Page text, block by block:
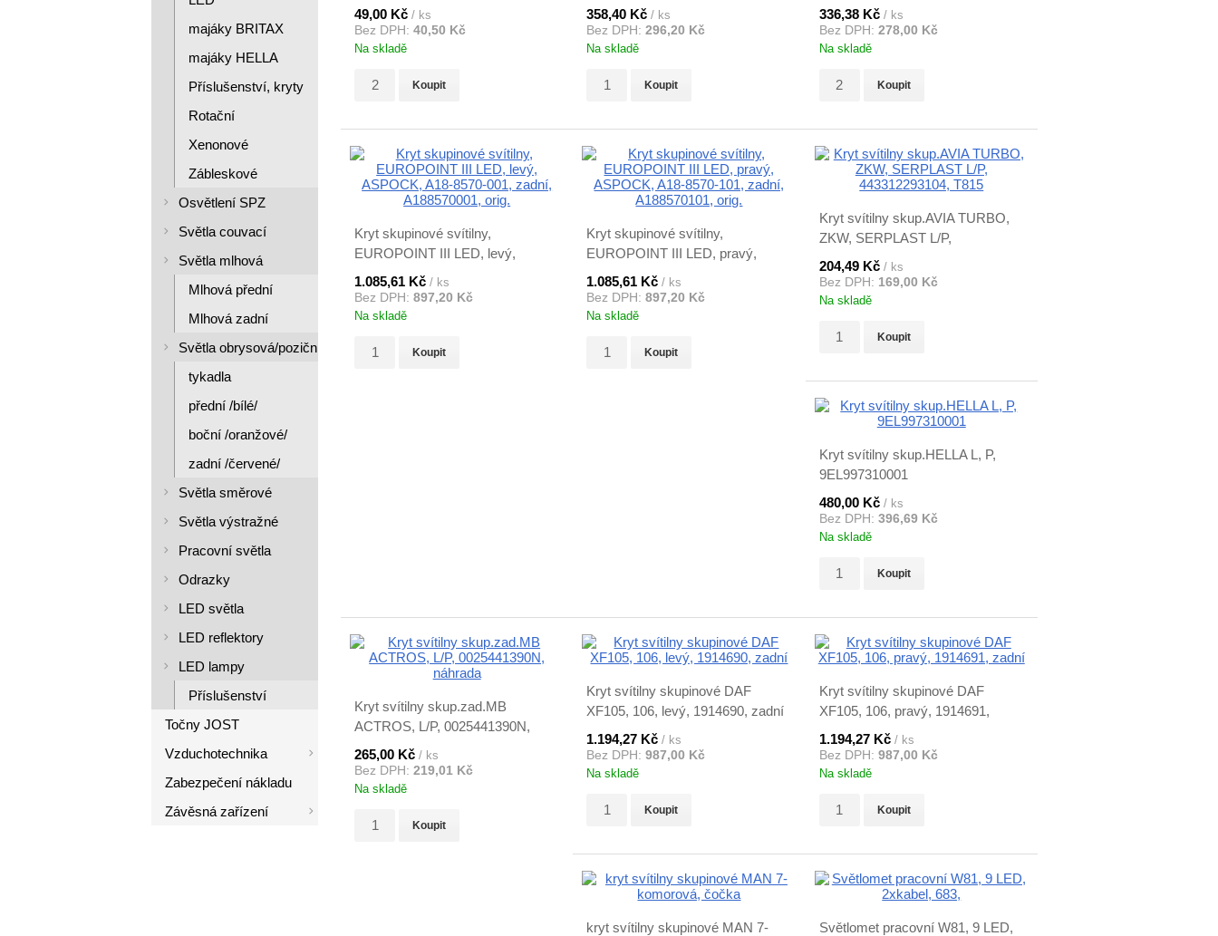
majáky BRITAX
majáky HELLA
Příslušenství, kryty
Rotační
Xenonové
Zábleskové
Osvětlení SPZ
Světla couvací
Světla mlhová
Mlhová přední
Mlhová zadní
Světla obrysová/poziční/
tykadla
přední /bílé/
boční /oranžové/
zadní /červené/
Světla směrové
Světla výstražné
Pracovní světla
Odrazky
LED světla
LED reflektory
LED lampy
Příslušenství
Točny JOST
Vzduchotechnika
Zabezpečení nákladu
Závěsná zařízení
49,00 Kč / ks
Bez DPH: 40,50 Kč
Na skladě
Koupit
358,40 Kč/ ks
Bez DPH: 296,20 Kč
Na skladě
Koupit
336,38 Kč / ks
Bez DPH: 278,00 Kč
Na skladě
Koupit
Kryt skupinové svítilny,
EUROPOINT III LED, levý,
ASPOCK, A18-8570-001, zadní,
A188570001, orig.
1.085,61 Kč / ks
Bez DPH: 897,20 Kč
Na skladě
Koupit
Kryt skupinové svítilny,
EUROPOINT III LED, pravý,
ASPOCK, A18-8570-101, zadní,
A188570101, orig.
1.085,61 Kč/ ks
Bez DPH: 897,20 Kč
Na skladě
Koupit
Kryt svítilny skup.AVIA TURBO,
ZKW, SERPLAST L/P,
443312293104, T815
204,49 Kč / ks
Bez DPH: 169,00 Kč
Na skladě
Koupit
Kryt svítilny skup.HELLA L, P,
9EL997310001
480,00 Kč / ks
Bez DPH: 396,69 Kč
Na skladě
Koupit
Kryt svítilny skup.zad.MB
ACTROS, L/P, 0025441390N,
náhrada
265,00 Kč / ks
Bez DPH: 219,01 Kč
Na skladě
Koupit
Kryt svítilny skupinové DAF
XF105, 106, levý, 1914690, zadní
1.194,27 Kč/ ks
Bez DPH: 987,00 Kč
Na skladě
Koupit
Kryt svítilny skupinové DAF
XF105, 106, pravý, 1914691,
zadní
1.194,27 Kč / ks
Bez DPH: 987,00 Kč
Na skladě
Koupit
kryt svítilny skupinové MAN 7-
Světlomet pracovní W81, 9 LED,